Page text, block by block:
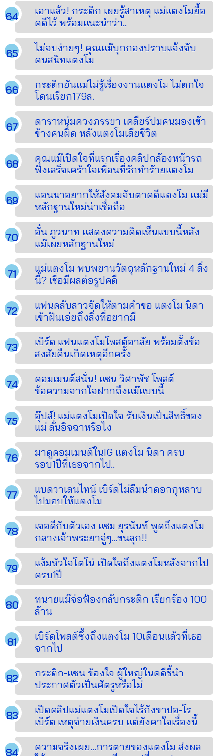
เอาแล้ว! กระติก เผยรู้สาเหตุ แม่แตงโมยื้อ
คดีไว้ พร้อมแนะนำว่า..
ไม่จบง่ายๆ! คุณแม๊บุกกองปราบแจ้งจับ
คนสนิทแตงโม
กระติกยันแม่ไม่รู้เรื่องงานแตงโม ไม่ตกใจ
โดนเรียก179ล.
ดาราหนุ่มควงภรรยา เคลียร์ปมคนมองเข้า
ข้างคนผิด หลังแตงโมเสียชีวิต
คุณแม๊เปิดใจที่แรกเรื่องคลิปกล้องหน้ารถ
ฟังเสร็จเศร้าใจเพื่อนที่รักทำร้ายแตงโม
แอนนาอยากให้สังคมจับตาคดีแตงโม แม่มี
หลักฐานใหม่น่าเชื่อถือ
อั๋น ภูวนาท แสดงความคิดเห็นแบบนี้หลัง
แม๊เผยหลักฐานใหม่
แม่แตงโม พบพยานวัตถุหลักฐานใหม่ 4 สิ่ง
นี้? เชื่อมีผลต่อรูปคดี
แฟนคลับสาวจัดให้ตามคำขอ แตงโม นิดา
เข้าฝันเอ่ยถึงสิ่งที่อยากมี
เบิร์ด แฟนแตงโมโพสต์อาลัย พร้อมตั้งข้อ
สงสัยคืนเกิดเหตุอีกครั้ง
คอมเมนต์สนั่น! แซน วิศาพัช โพสต์
ข้อความจากใจฝากถึงแม๊แบบนี้
อุ๊ปส์! แม่แตงโมเปิดใจ รับเงินเป็นสิทธิ์ของ
แม่ ลั่นอิจฉาหรือไง
มาดูคอมเมนต์ในIG แตงโม นิดา ครบ
รอบ1ปีที่เธอจากไป..
แบดวาเลนไทน์ เบิร์ดไม่ลืมนำดอกกุหลาบ
ไปมอบให้แตงโม
เจอดีกับตัวเอง แซม ยุรนันท์ พูดถึงแตงโม
กลางเจ้าพระยาจู่ๆ...ขนลุก!!
แง้มหัวใจโตโน่ เปิดใจถึงแตงโมหลังจากไป
ครบ1ปี
ทนายแม๊จ่อฟ้องกลับกระติก เรียกร้อง 100
ล้าน
เบิร์ดโพสต์ซึ้งถึงแตงโม 10เดือนแล้วที่เธอ
จากไป
กระติก-แซน ข้องใจ ผู้ใหญ่ในคดีชี้นำ
ประกาศตัวเป็นศัตรูหรือไม่
เปิดคลิปแม่แตงโมเปิดใจไร้กังขาปอ-โร
เบิร์ต เหตุจ่ายเงินครบ แต่ยังคาใจเรื่องนี้
ความจริงเผย...การตายของแตงโม ส่งผล